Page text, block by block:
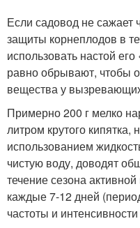
Если садовод не сажает
защиты корнеплодов в
использовать настой
равно обрывают, чтобы
вещества у
Примерно 200 г мелко
литром крутого
использованием
чистую воду, доводят
течение сезона
каждые 7-12 дней
частоты и